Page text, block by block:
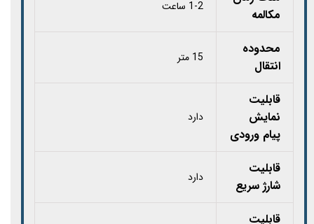
مکالمه
1-2 ساعت
محدوده
انتقال
15 متر
قابلیت
نمایش
پیام ورودی
دارد
قابلیت
شارژ سریع
دارد
قابلیت